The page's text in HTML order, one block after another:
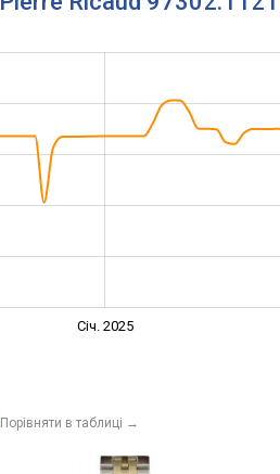
Січ. 2025
Порівняти в таблиці →